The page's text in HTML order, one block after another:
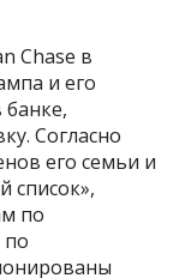
Chase в
и его
Согласно
его семьи и
список»,
по
по